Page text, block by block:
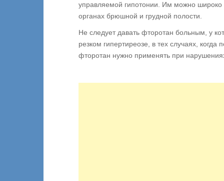
управляемой гипотонии. Им можно широко
органах брюшной и грудной полости.
Не следует давать фторотан больным, у
резком гипертиреозе, в тех случаях,
фторотан нужно применять при